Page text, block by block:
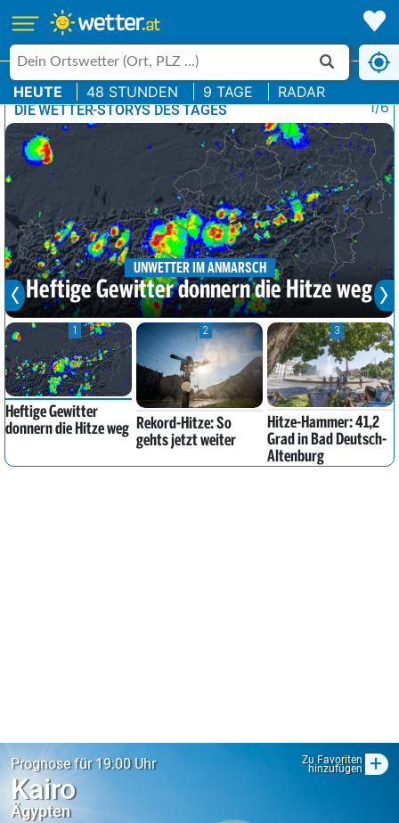
HEUTE 48 STUNDEN 9 TAGE RADAR
DIE WETTER-STORYS DES TAGES
UNWETTER IM ANMARSCH
Heftige Gewitter donnern die Hitze weg
1
Heftige Gewitter
donnern die Hitze weg
2
Rekord-Hitze: So
gehts jetzt weiter
3
Hitze-Hammer: 41,2
Grad in Bad Deutsch-
Altenburg
1/6
Prognose für 19:00 Uhr Zu Favoriten
hinzufügen +
Kairo
Ägypten